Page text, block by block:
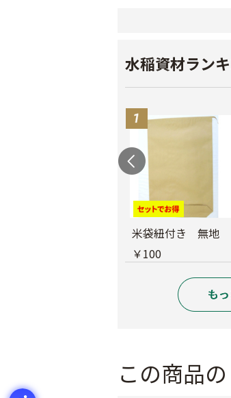
水稲資材ラン
米袋紐付き 無地
￥100
この商品